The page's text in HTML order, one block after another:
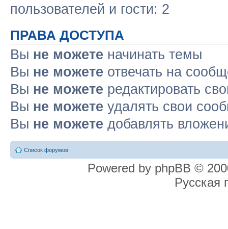
пользователей и гости: 2
ПРАВА ДОСТУПА
Вы не можете начинать темы
Вы не можете отвечать на
Вы не можете редактировать
Вы не можете удалять свои
Вы не можете добавлять
Список форумов
Powered by phpBB ©
Русская